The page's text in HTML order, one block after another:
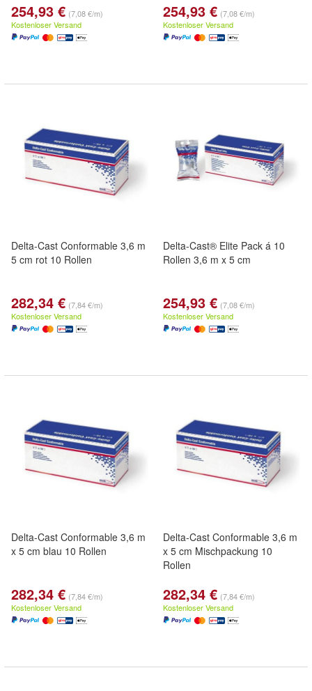
254,93 € (7,08 €/m)
Kostenloser Versand
254,93 € (7,08 €/m)
Kostenloser Versand
Delta-Cast Conformable 3,6 m
5 cm rot 10 Rollen
282,34 € (7,84 €/m)
Kostenloser Versand
Delta-Cast® Elite Pack á 10
Rollen 3,6 m x 5 cm
254,93 € (7,08 €/m)
Kostenloser Versand
Delta-Cast Conformable 3,6 m
x 5 cm blau 10 Rollen
282,34 € (7,84 €/m)
Kostenloser Versand
Delta-Cast Conformable 3,6 m
x 5 cm Mischpackung 10
Rollen
282,34 € (7,84 €/m)
Kostenloser Versand